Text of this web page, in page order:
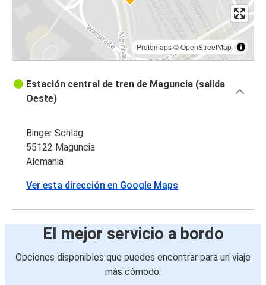
Protomaps©OpenStreetMap
Estación central de tren de Maguncia (salida
Oeste)
Binger Schlag
55122 Maguncia
Alemania
Ver esta dirección en Google Maps
El mejor servicio a bordo
Opciones disponibles que puedes encontrar para un viaje
más cómodo: